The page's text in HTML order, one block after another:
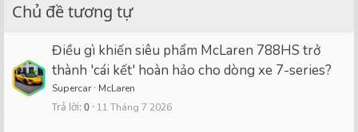
Chủ đề tương tự
Điều gì khiến siêu phẩm McLaren 788HS trở
thành 'cái kết' hoàn hảo cho dòng xe 7-series?
Supercar McLaren
Trả lời 0 11 Tháng 7 2026